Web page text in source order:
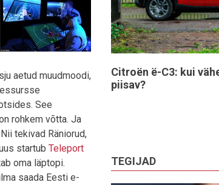
aetud muudmoodi,
See
rohkem võtta. Ja
tekivad Räniorud,
startub Teleport
oma läptopi.
saada Eesti e-
Citroën ë-C3: kui
piisav?
TEGIJAD